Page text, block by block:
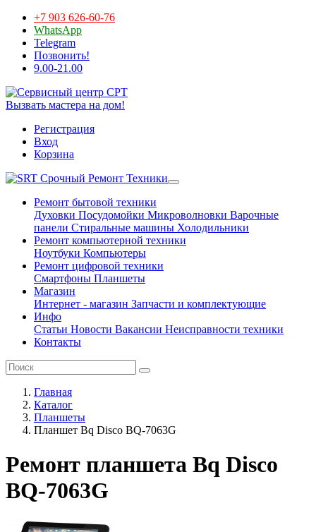
+7 903 626-60-76
WhatsApp
Telegram
Позвонить!
9.00-21.00
Вызвать мастера на дом!
Регистрация
Вход
Корзина
Срочный Ремонт Техники
Ремонт бытовой техники
Духовки Посудомойки Микроволновки Варочные
панели Стиральные машины Холодильники
Ремонт компьютерной техники
Ноутбуки Компьютеры
Ремонт цифровой техники
Смартфоны Планшеты
Магазин
Интернет - магазин Запчасти и комплектующие
Инфо
Статьи Новости Вакансии Неисправности техники
Контакты
Главная
Каталог
Планшеты
Планшет Bq Disco BQ-7063G
Ремонт планшета Bq Disco
BQ-7063G